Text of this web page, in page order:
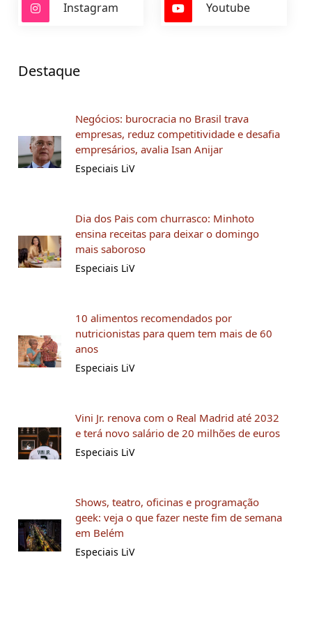
Instagram Youtube
Destaque
Negócios: burocracia no Brasil trava
empresas, reduz competitividade e desafia
empresários, avalia Isan Anijar
Especiais LiV
Dia dos Pais com churrasco: Minhoto
ensina receitas para deixar o domingo
mais saboroso
Especiais LiV
10 alimentos recomendados por
nutricionistas para quem tem mais de 60
anos
Especiais LiV
Vini Jr. renova com o Real Madrid até 2032
e terá novo salário de 20 milhões de euros
Especiais LiV
Shows, teatro, oficinas e programação
geek: veja o que fazer neste fim de semana
em Belém
Especiais LiV